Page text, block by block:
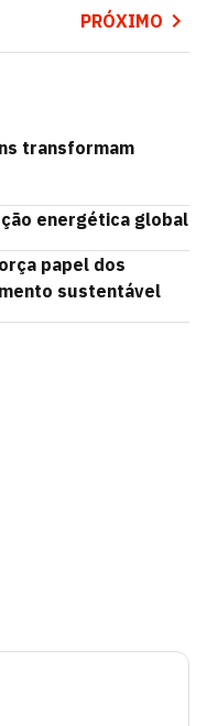
PRÓXIMO
transformam
energética global
papel dos
sustentável